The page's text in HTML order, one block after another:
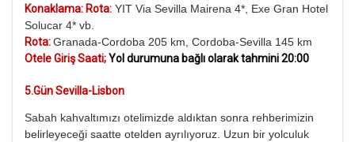
Konaklama: Rota: YIT Via Sevilla Mairena 4*, Exe Gran Hotel
Solucar 4* vb.
Rota:Granada-Cordoba 205 km, Cordoba-Sevilla 145 km
Otele Giriş Saati;Yol durumuna bağlı olarak tahmini 20:00
5.Gün Sevilla-Lisbon
Sabah kahvaltımızı otelimizde aldıktan sonra rehberimizin
belirleyeceği saatte otelden ayrılıyoruz. Uzun bir yolculuk